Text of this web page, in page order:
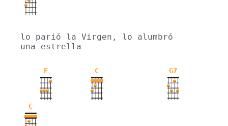
lo parió la Virgen, lo alumbró
una estrella
F C G7
C